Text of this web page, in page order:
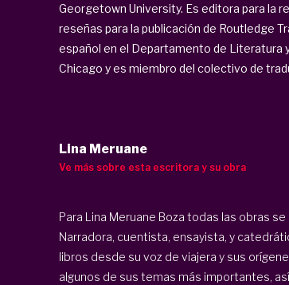
Georgetown University. Es editora para la
reseñas para la publicación de Routledge
español en el Departamento de Literatura
Chicago y es miembro del colectivo de
Lina Meruane
Ve más sobre esta escritora y su obra
Para Lina Meruane Boza todas las obras
Narradora, cuentista, ensayista, y
libros desde su voz de viajera y sus
algunos de sus temas más importantes,